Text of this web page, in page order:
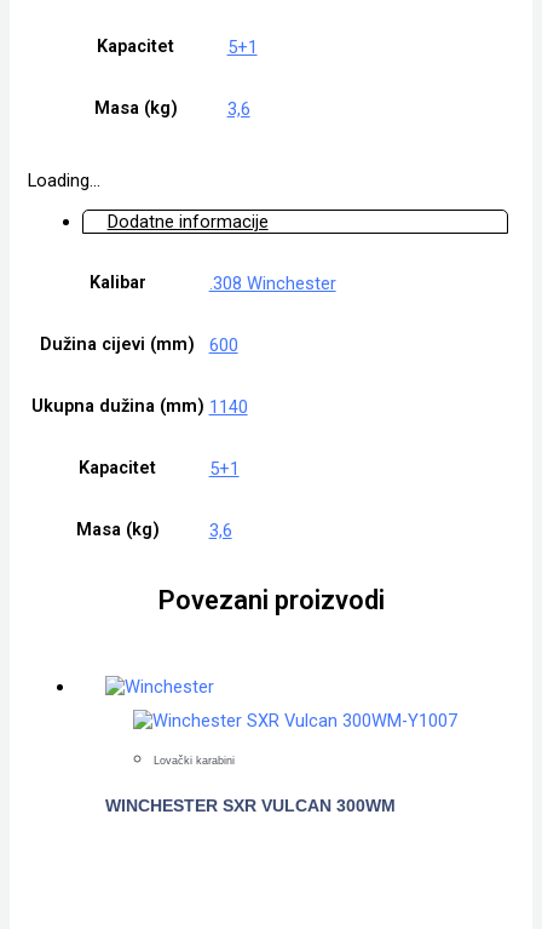
Kapacitet 5+1
Masa (kg) 3,6
Loading...
Dodatne informacije
Kalibar .308 Winchester
Dužina cijevi (mm) 600
Ukupna dužina (mm) 1140
Kapacitet 5+1
Masa (kg) 3,6
Povezani proizvodi
Lovački karabini
WINCHESTER SXR VULCAN 300WM